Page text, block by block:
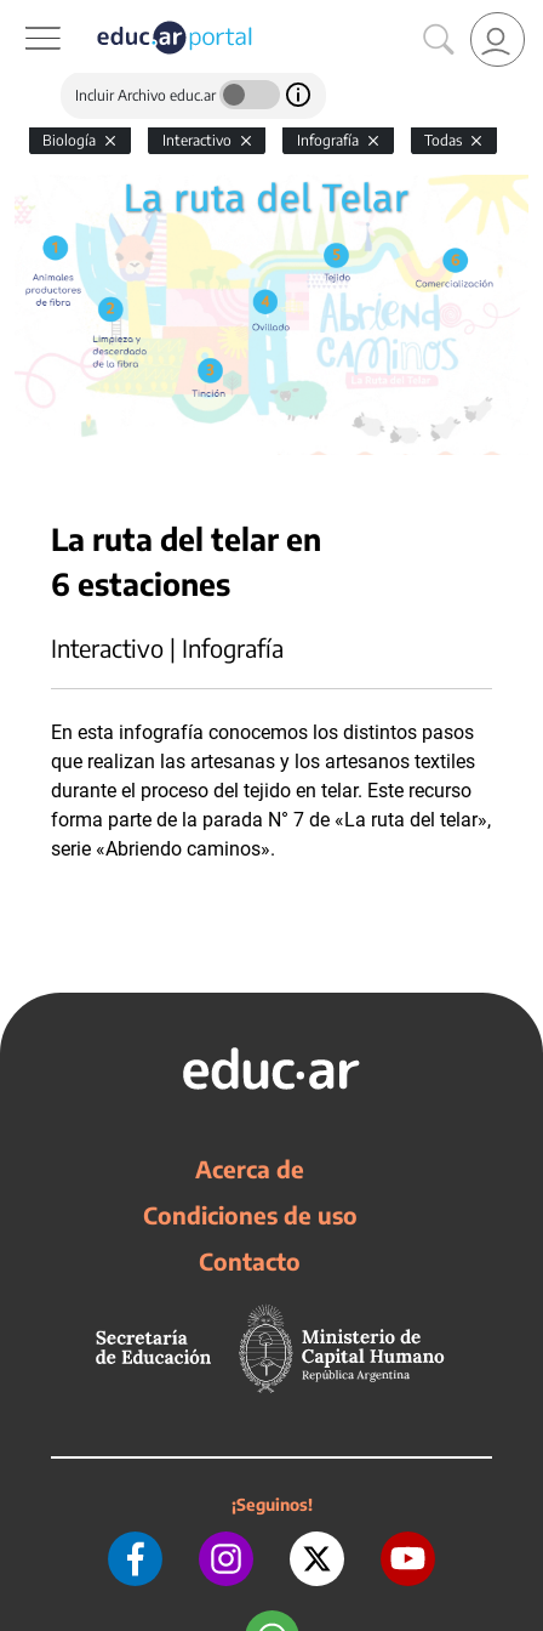
Incluir Archivo educ.ar
Biología Interactivo Infografía Todas
La ruta del telar en
6 estaciones
Interactivo | Infografía
En esta infografía conocemos los distintos pasos
que realizan las artesanas y los artesanos textiles
durante el proceso del tejido en telar. Este recurso
forma parte de la parada N° 7 de «La ruta del telar»,
serie «Abriendo caminos».
Acerca de
Condiciones de uso
Contacto
¡Seguinos!